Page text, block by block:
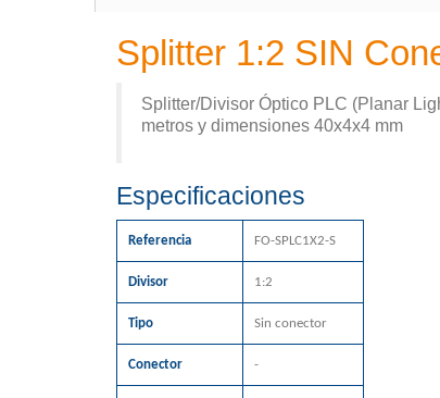
Splitter 1:2 SIN
Splitter/Divisor Óptico PLC (Planar
metros y dimensiones 40x4x4 mm
Especificaciones
Referencia FO-SPLC1X2-S
Divisor 1:2
Tipo Sin conector
Conector -